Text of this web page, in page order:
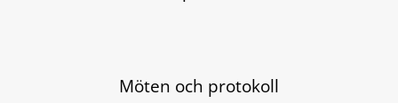
Möten och protokoll